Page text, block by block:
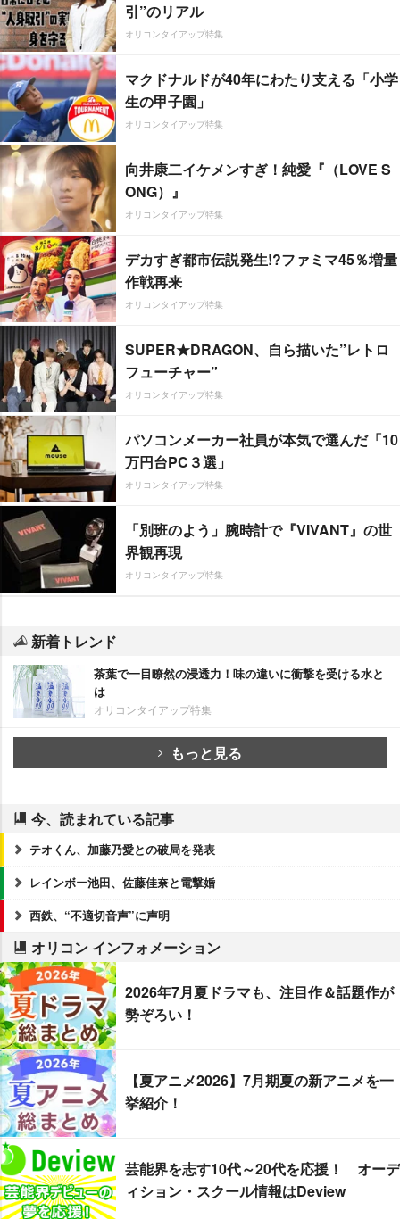
引”のリアル
オリコンタイアップ特集
マクドナルドが40年にわたり支える「小学
生の甲子園」
オリコンタイアップ特集
向井康二イケメンすぎ！純愛『（LOVE S
ONG）』
オリコンタイアップ特集
デカすぎ都市伝説発生!?ファミマ45％増量
作戦再来
オリコンタイアップ特集
SUPER★DRAGON、自ら描いた”レトロ
フューチャー”
オリコンタイアップ特集
パソコンメーカー社員が本気で選んだ「10
万円台PC３選」
オリコンタイアップ特集
「別班のよう」腕時計で『VIVANT』の世
界観再現
オリコンタイアップ特集
新着トレンド
茶葉で一目瞭然の浸透力！味の違いに衝撃を受ける水と
は
オリコンタイアップ特集
もっと見る
今、読まれている記事
テオくん、加藤乃愛との破局を発表
レインボー池田、佐藤佳奈と電撃婚
西鉄、“不適切音声”に声明
オリコン インフォメーション
2026年7月夏ドラマも、注目作＆話題作が
勢ぞろい！
【夏アニメ2026】7月期夏の新アニメを一
挙紹介！
芸能界を志す10代～20代を応援！ オーデ
ィション・スクール情報はDeview